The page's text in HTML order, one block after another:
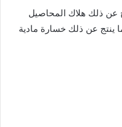
عن ذلك هلاك المحاصيل
ينتج عن ذلك خسارة مادية